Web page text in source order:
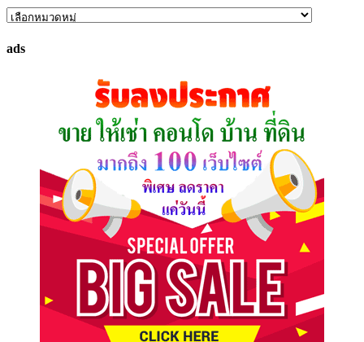
ค้นหา
ที่
ads